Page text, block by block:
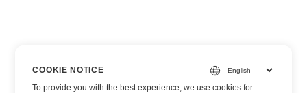
COOKIE NOTICE
To provide you with the best experience, we use cookies for